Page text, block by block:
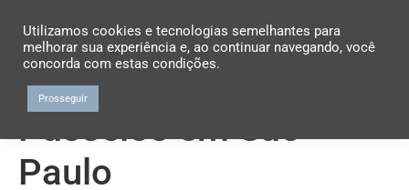
Passeios em São
Paulo
Utilizamos cookies e tecnologias semelhantes para
melhorar sua experiência e, ao continuar navegando, você
concorda com estas condições.
Prosseguir